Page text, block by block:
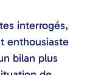
interrogés,
enthousiaste
bilan plus